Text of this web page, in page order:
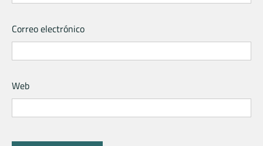
Correo electrónico
Web